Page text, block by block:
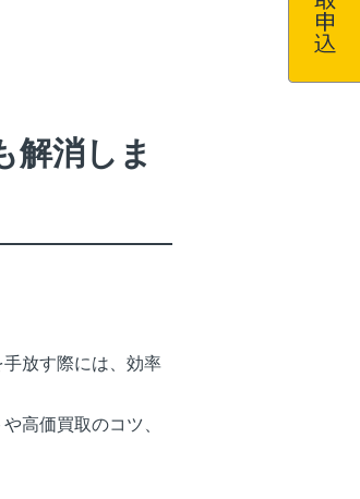
解消しま
放す際には、効率
高価買取のコツ、